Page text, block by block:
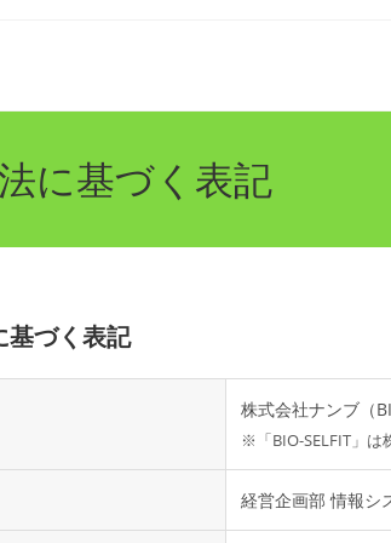
に基づく表記
基づく表記
株式会社ナンブ（
※「BIO-SELFIT」
経営企画部 情報